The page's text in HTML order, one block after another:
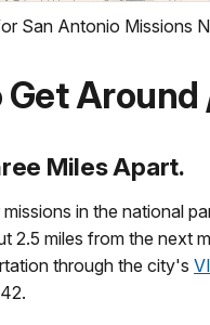
San Antonio Missions
Get Around
Miles Apart.
in the national
2.5 miles from the next
through the city's